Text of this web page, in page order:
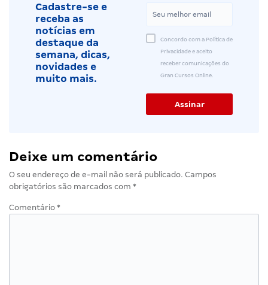
Cadastre-se e
receba as
notícias em
destaque da
semana, dicas,
novidades e
muito mais.
Concordo com a Política de
Privacidade e aceito
receber comunicações do
Gran Cursos Online.
Deixe um comentário
O seu endereço de e-mail não será publicado. Campos
obrigatórios são marcados com *
Comentário *